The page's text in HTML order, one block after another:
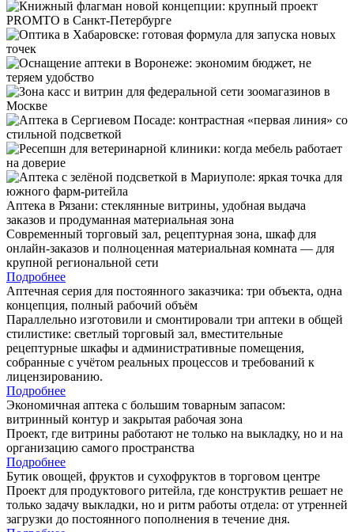
Аптека в Рязани: стеклянные витрины, удобная выдача
заказов и продуманная материальная зона
Современный торговый зал, рецептурная зона, шкаф для
онлайн-заказов и полноценная материальная комната — для
крупной региональной сети
Подробнее
Аптечная серия для постоянного заказчика: три объекта, одна
концепция, полный рабочий объём
Параллельно изготовили и смонтировали три аптеки в общей
стилистике: светлый торговый зал, вместительные
рецептурные шкафы и административные помещения,
собранные с учётом реальных процессов и требований к
лицензированию.
Подробнее
Экономичная аптека с большим товарным запасом:
витринный контур и закрытая рабочая зона
Проект, где витрины работают не только на выкладку, но и на
организацию самого пространства
Подробнее
Бутик овощей, фруктов и сухофруктов в торговом центре
Проект для продуктового ритейла, где конструктив решает не
только задачу выкладки, но и ритм работы отдела: от утренней
загрузки до постоянного пополнения в течение дня.